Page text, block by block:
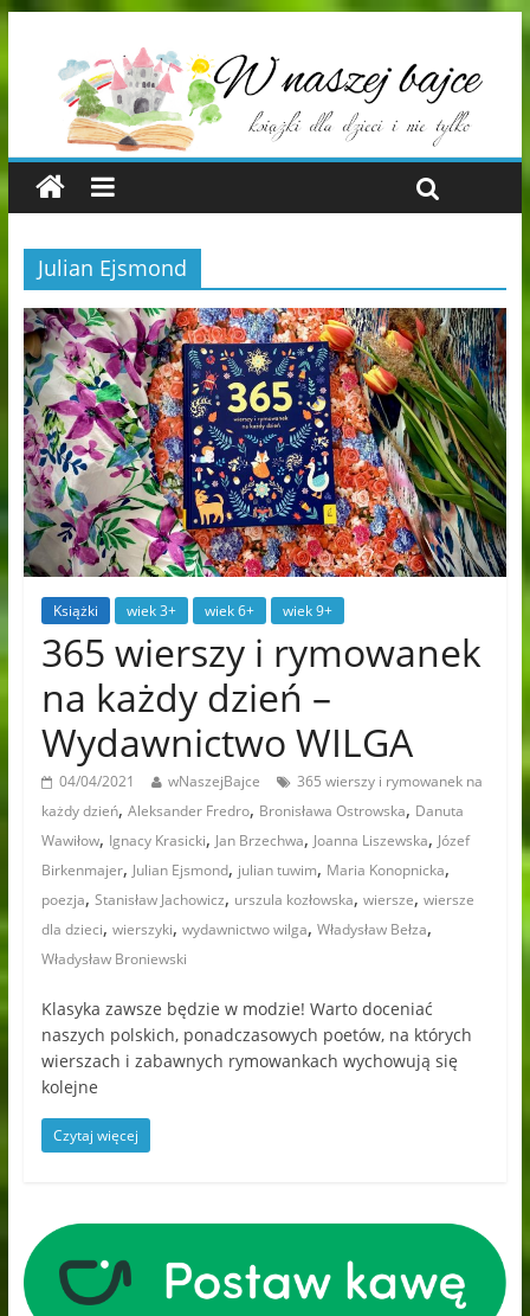
Julian Ejsmond
Książki wiek 3+ wiek 6+ wiek 9+
365 wierszy i rymowanek
na każdy dzień –
Wydawnictwo WILGA
04/04/2021 wNaszejBajce
365 wierszy i rymowanek na
każdy dzień, Aleksander Fredro, Bronisława Ostrowska, Danuta
Wawiłow, Ignacy Krasicki, Jan Brzechwa, Joanna Liszewska, Józef
Birkenmajer, Julian Ejsmond, julian tuwim, Maria Konopnicka,
poezja, Stanisław Jachowicz, urszula kozłowska, wiersze, wiersze
dla dzieci, wierszyki, wydawnictwo wilga, Władysław Bełza,
Władysław Broniewski
Klasyka zawsze będzie w modzie! Warto doceniać
naszych polskich, ponadczasowych poetów, na których
wierszach i zabawnych rymowankach wychowują się
kolejne
Czytaj więcej